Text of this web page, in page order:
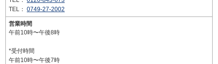
TEL： 0749-27-2002
営業時間
午前10時〜午後8時
*受付時間
午前10時〜午後7時